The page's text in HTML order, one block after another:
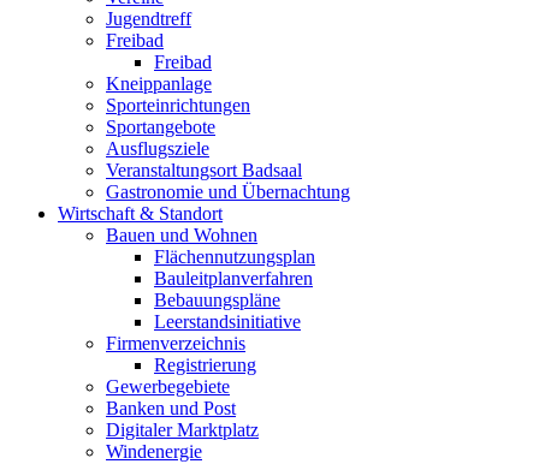
Jugendtreff
Freibad
Freibad
Kneippanlage
Sporteinrichtungen
Sportangebote
Ausflugsziele
Veranstaltungsort Badsaal
Gastronomie und Übernachtung
Wirtschaft & Standort
Bauen und Wohnen
Flächennutzungsplan
Bauleitplanverfahren
Bebauungspläne
Leerstandsinitiative
Firmenverzeichnis
Registrierung
Gewerbegebiete
Banken und Post
Digitaler Marktplatz
Windenergie